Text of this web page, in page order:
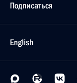
Подписаться
English